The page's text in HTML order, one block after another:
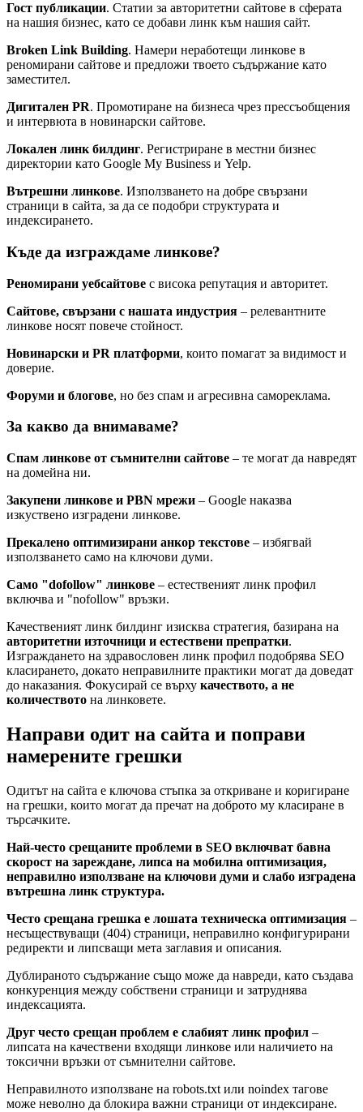
Гост публикации. Статии за авторитетни сайтове в сферата
на нашия бизнес, като се добави линк към нашия сайт.
Broken Link Building. Намери неработещи линкове в
реномирани сайтове и предложи твоето съдържание като
заместител.
Дигитален PR. Промотиране на бизнеса чрез прессъобщения
и интервюта в новинарски сайтове.
Локален линк билдинг. Регистриране в местни бизнес
директории като Google My Business и Yelp.
Вътрешни линкове. Използването на добре свързани
страници в сайта, за да се подобри структурата и
индексирането.
Къде да изграждаме линкове?
Реномирани уебсайтове с висока репутация и авторитет.
Сайтове, свързани с нашата индустрия – релевантните
линкове носят повече стойност.
Новинарски и PR платформи, които помагат за видимост и
доверие.
Форуми и блогове, но без спам и агресивна самореклама.
За какво да внимаваме?
Спам линкове от съмнителни сайтове – те могат да навредят
на домейна ни.
Закупени линкове и PBN мрежи – Google наказва
изкуствено изградени линкове.
Прекалено оптимизирани анкор текстове – избягвай
използването само на ключови думи.
Само "dofollow" линкове – естественият линк профил
включва и "nofollow" връзки.
Качественият линк билдинг изисква стратегия, базирана на
авторитетни източници и естествени препратки.
Изграждането на здравословен линк профил подобрява SEO
класирането, докато неправилните практики могат да доведат
до наказания. Фокусирай се върху качеството, а не
количеството на линковете.
Направи одит на сайта и поправи
намерените грешки
Одитът на сайта е ключова стъпка за откриване и коригиране
на грешки, които могат да пречат на доброто му класиране в
търсачките.
Най-често срещаните проблеми в SEO включват бавна
скорост на зареждане, липса на мобилна оптимизация,
неправилно използване на ключови думи и слабо изградена
вътрешна линк структура.
Често срещана грешка е лошата техническа оптимизация –
несъществуващи (404) страници, неправилно конфигурирани
редиректи и липсващи мета заглавия и описания.
Дублираното съдържание също може да навреди, като създава
конкуренция между собствени страници и затруднява
индексацията.
Друг често срещан проблем е слабият линк профил –
липсата на качествени входящи линкове или наличието на
токсични връзки от съмнителни сайтове.
Неправилното използване на robots.txt или noindex тагове
може неволно да блокира важни страници от индексиране.